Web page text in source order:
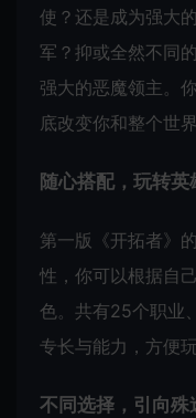
使？还是成为强大
军？抑或全然不同
强大的恶魔领主。
底改变你和整个世
随心搭配，玩转英
第一版《开拓者》
性，你可以根据自
色。共有25个职业
专长与能力，方便
不同选择，引向殊